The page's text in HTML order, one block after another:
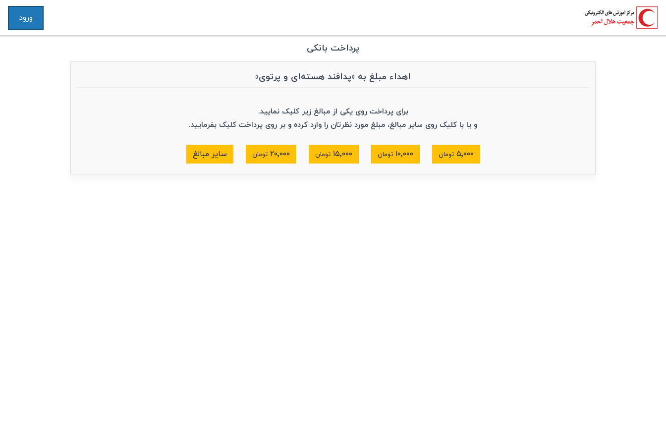
ورود
پرداخت بانکی
اهداء مبلغ به «پدافند هسته‌ای و پرتوی»
برای پرداخت روی یکی از مبالغ زیر کلیک نمایید.
و یا با کلیک روی سایر مبالغ، مبلغ مورد نظرتان را وارد کرده و بر روی پرداخت کلیک بفرمایید.
۵٬۰۰۰ تومان ۱۰٬۰۰۰ تومان ۱۵٬۰۰۰ تومان ۲۰٬۰۰۰ تومان سایر مبالغ